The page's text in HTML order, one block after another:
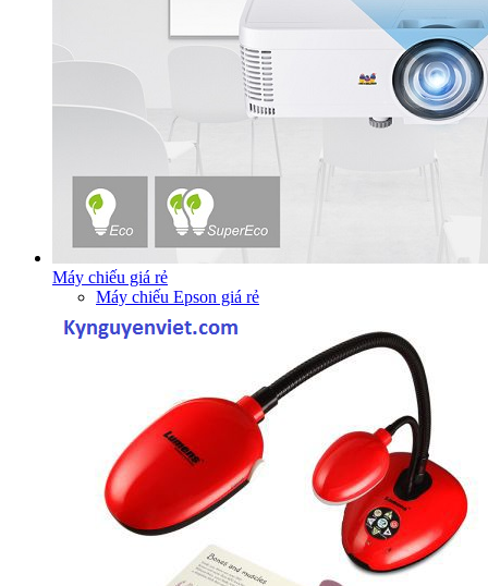
Máy chiếu giá rẻ
Máy chiếu Epson giá rẻ